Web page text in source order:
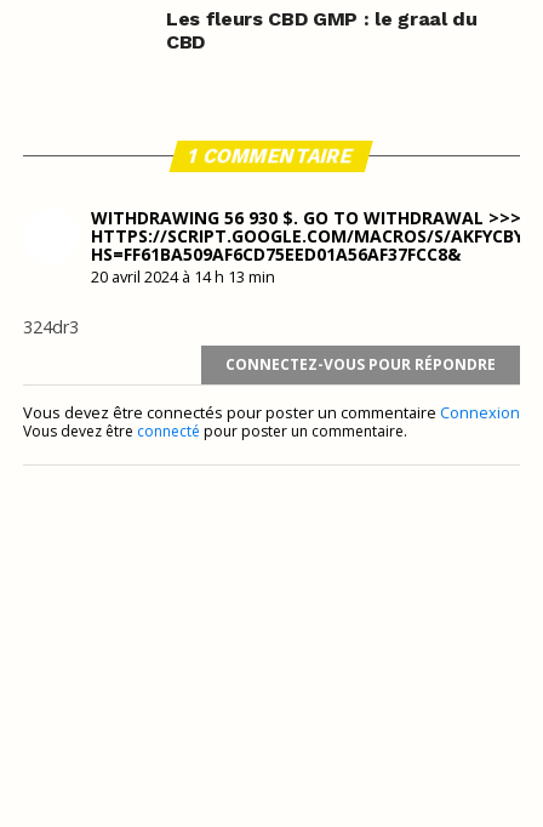
Les fleurs CBD GMP : le graal du
CBD
1 COMMENTAIRE
WITHDRAWING 56 930 $. GО TО WITHDRАWАL >>>
HTTPS://SCRIPT.GOOGLE.COM/MACROS/S/
HS=FF61BA509AF6CD75EED01A56AF37FCC8&
20 avril 2024 à 14 h 13 min
324dr3
CONNECTEZ-VOUS POUR RÉPONDRE
Vous devez être connectés pour poster un commentaire Connexion
Vous devez être connecté pour poster un commentaire.